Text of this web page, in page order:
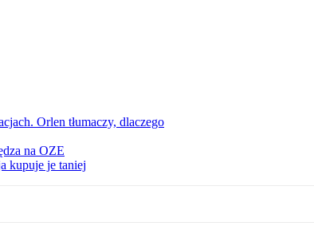
Orlen tłumaczy, dlaczego
na OZE
kupuje je taniej